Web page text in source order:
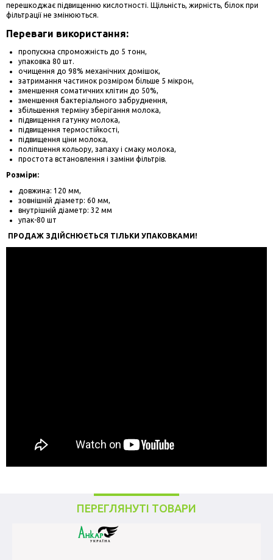
перешкоджає підвищенню кислотності. Щільність, жирність, білок при
фільтрації не змінюються.
Переваги використання:
пропускна спроможність до 5 тонн,
упаковка 80 шт.
очищення до 98% механічних домішок,
затримання частинок розміром більше 5 мікрон,
зменшення соматичних клітин до 50%,
зменшення бактеріального забруднення,
збільшення терміну зберігання молока,
підвищення гатунку молока,
підвищення термостійкості,
підвищення ціни молока,
поліпшення кольору, запаху і смаку молока,
простота встановлення і заміни фільтрів.
Розміри:
довжина: 120 мм,
зовнішній діаметр: 60 мм,
внутрішній діаметр: 32 мм
упак-80 шт
ПРОДАЖ ЗДІЙСНЮЄТЬСЯ ТІЛЬКИ УПАКОВКАМИ!
ПЕРЕГЛЯНУТІ ТОВАРИ